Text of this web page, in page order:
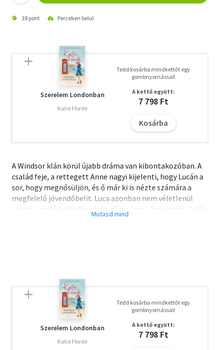
38 pont Perceken belül
Szerelem Londonban
Katie Fforde
Tedd kosárba mindkettőt egy
gombnyomással!
A kettő együtt:
7 798 Ft
Kosárba
A Windsor klán körül újabb dráma van kibontakozóban. A
család feje, a rettegett Anne nagyi kijelenti, hogy Lucán a
sor, hogy megnősüljön, és ő már ki is nézte számára a
megfelelő jövendőbelit. Luca azonban nem véletlenül
vezeti a család vállalkozását: rájön, hogy úgy veheti elejét
legegyszerűbben a frigynek, ha gyorsan megnősül…
kölcsönösen előnyös megállapodás, ha közbeszólnak az
érzelmek…
A letöltéssel kapcsolatos kérdésekreitttalálhat választ.
Szerelem Londonban
Katie Fforde
Tedd kosárba mindkettőt egy
gombnyomással!
A kettő együtt:
7 798 Ft